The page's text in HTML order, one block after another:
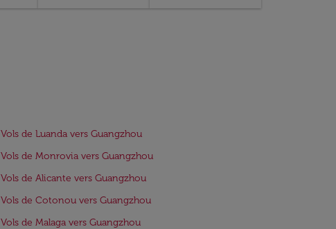
Vols de Luanda vers Guangzhou
Vols de Monrovia vers Guangzhou
Vols de Alicante vers Guangzhou
Vols de Cotonou vers Guangzhou
Vols de Malaga vers Guangzhou